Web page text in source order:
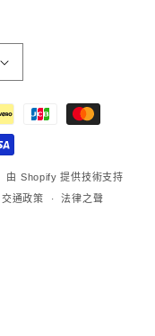
由 Shopify 提供技術支持
交通政策 法律之聲